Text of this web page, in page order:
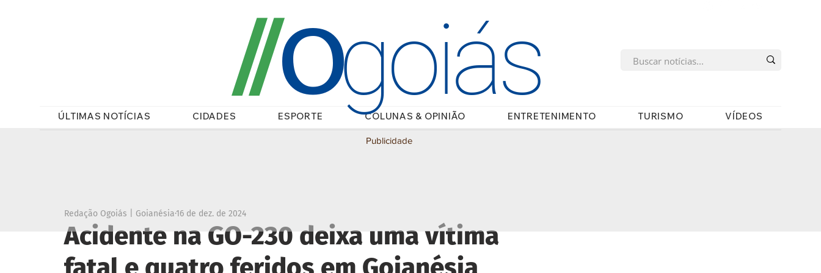
ÚLTIMAS NOTÍCIAS CIDADES ESPORTE COLUNAS & OPINIÃO ENTRETENIMENTO TURISMO VÍDEOS
//Ogoiás
Acidente na GO-230 deixa uma vítima
Redação Ogoiás | Goianésia16 de dez. de 2024
Publicidade